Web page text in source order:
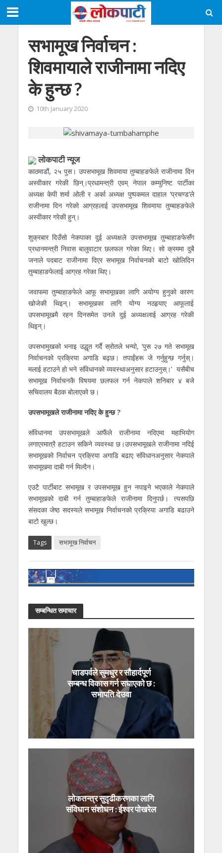
सभामूख निर्वाचन :
शिवमायाले राजीनामा नदिए
के हुन्छ ?
10th January 2020
लाेकपाटी न्यूज
काठमाडौं, २५ पुस। उपसभामूख शिवमाया तुम्बाहङफेले राजीनामा दिन
अस्वीकार गरेकी छिन्।प्रधामन्त्री एवम् नेपाल कम्युनिष्ट पार्टीका
अध्यक्ष केपी शर्मा ओली र अर्का अध्यक्ष पुष्पकमल दाहाल ’प्रचण्ड’ले
राजीनामा दिन गरेको आग्रहलाई उपसभामूख शिवमाया तुम्बाहङफेले
अस्वीकार गरेकी हुन्।
शुक्रबार दिउँसो नेकपाका दुई अध्यक्षले उपसभामूख तुम्बाहाङफेसँग
प्रधानमन्त्री निवास बालुवाटार छलफल गरेका थिए। सो क्रममा दुबै
जनाले पदबाट राजीनामा दिएर सभामूख निर्वाचनको बाटो खोलिदिन
तुम्बाहाङफेलाई आग्रह गरेका थिए।
जवाफमा तुम्बाहाङफेले आफू सभामूखका लागि अयोग्य हुनुको कारण
खोजेकी थिइन्। सभामूखका लागि योग्य नठहर्‍याए आफूलाई
उपसभामूखमै रहन दिनसमेत उनले दुई अध्यक्षलाई आग्रह गरेकी
थिइन्।
उपसभामुखको भनाइ उद्धृत गर्दै स्रोतले भन्यो, ’पुस २७ गते सभामूख
निर्वाचनको प्रक्रिया अगाडि बढ्छ। तपाईंहरू जे गर्नुहुन्छ गर्नुस्।
मलाई हटाउने हो भने संविधानको व्यवस्थाअनुसार हटाउनुस्।’ यसैबीच
सभामूख निर्वाचनकै विषयमा छलफल गर्न नेकपाले शनिबार ४ बजे
सचिवालय बैठक बोलाएको छ।
उपसभामूखले राजीनामा नदिए के हुन्छ ?
संविधानमा उपसभामूखले आफैंले राजीनामा नदिएमा महाभियोग
लगाएरमात्रै हटाउन सकिने व्यवस्था छ।उपसभामूखले राजीनामा नदिई
सभामूखको निर्वाचन प्रक्रिया अगाडि बढाए संविधानअनुसार नेकपाले
सभामूखमा दाबी गर्न मिल्दैन।
एउटै पार्टीबाट सभामूख र उपसभामूख हुन नपाइने भएकाले नेकपाले
सभामूखको दाबी गर्न तुम्बाहाङफेले राजीनामा दिनुपर्छ। त्यसपछि
संसदका जेष्ठ सदस्यले सभामूख निर्वाचनको प्रक्रिया अगाडि बढाउने
बाटो खुल्छ।
Tags सभामूख निर्वाचन
सम्बन्धित समाचार
चाडपर्वले सुमधुर र सौहार्दपूर्ण
सम्बन्ध विकास गर्न सघाएको छ :
सभापति देउवा
लोकतन्त्र सुदृढीकरणका लागि
संविधान संशोधन : ईश्वर पोखरेल